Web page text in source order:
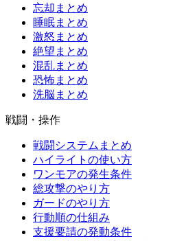
忘却まとめ
睡眠まとめ
激怒まとめ
絶望まとめ
混乱まとめ
恐怖まとめ
洗脳まとめ
戦闘・操作
戦闘システムまとめ
ハイライトの使い方
ワンモアの発生条件
総攻撃のやり方
ガードのやり方
行動順の仕組み
支援要請の発動条件